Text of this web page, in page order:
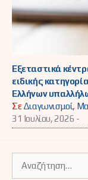
Εξεταστικά
ειδικής
Ελλήνων
ΣεΔιαγωνισμοί,
31 Ιουλίου, 2026 -
για: